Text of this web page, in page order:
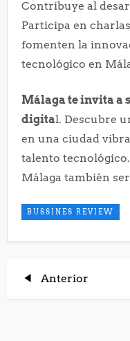
Contribuye al
Participa en
fomenten la
tecnológico en
Málaga te invita a
digital. Descubre
en una ciudad
talento
Málaga también
BUSSINES REVIEW
NEntrada
Anterior